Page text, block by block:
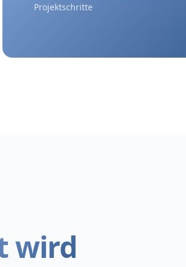
Projektschritte
wird